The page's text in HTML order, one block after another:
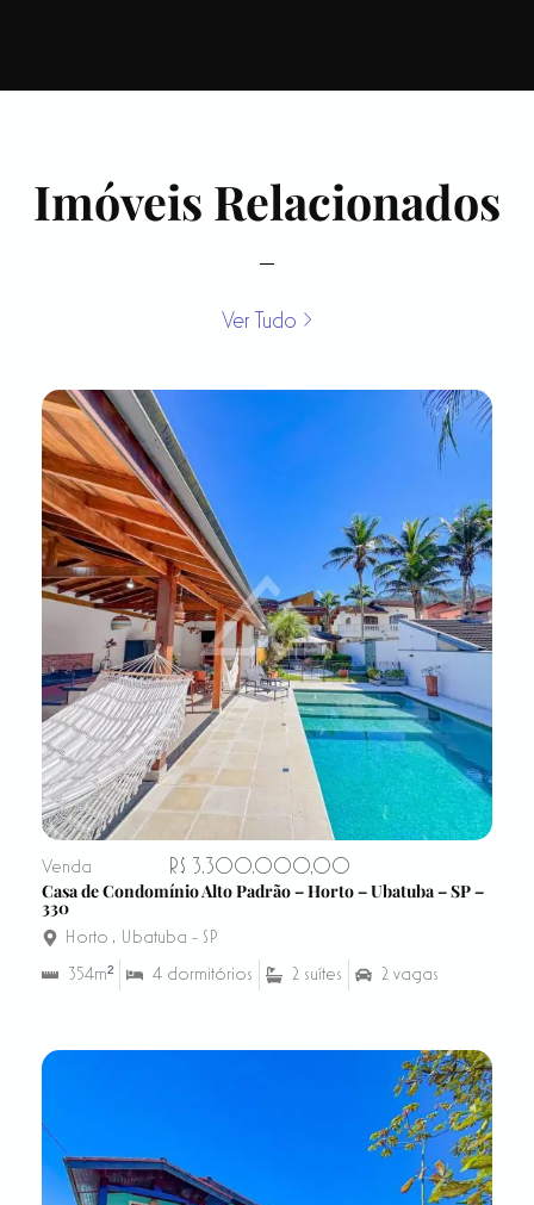
Imóveis Relacionados
Ver Tudo >
Venda
R$ 3.300.000,00
Casa de Condomínio Alto Padrão – Horto – Ubatuba – SP –
330
Horto , Ubatuba - SP
354m²
4 dormitórios 2 suítes 2 vagas